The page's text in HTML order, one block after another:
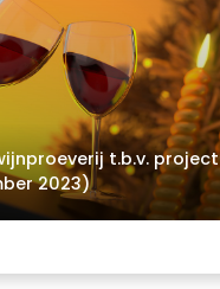
t.b.v.
2023)